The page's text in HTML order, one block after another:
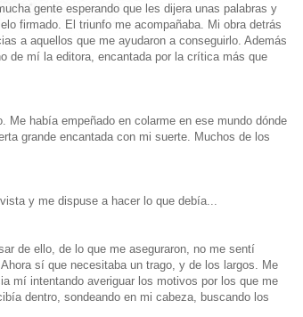
gente esperando que les dijera unas palabras y
firmado. El triunfo me acompañaba. Mi obra detrás
a aquellos que me ayudaron a conseguirlo. Además
de mí la editora, encantada por la crítica más que
Me había empeñado en colarme en ese mundo dónde
grande encantada con mi suerte. Muchos de los
y me dispuse a hacer lo que debía...
de ello, de lo que me aseguraron, no me sentí
sí que necesitaba un trago, y de los largos. Me
mí intentando averiguar los motivos por los que me
dentro, sondeando en mi cabeza, buscando los